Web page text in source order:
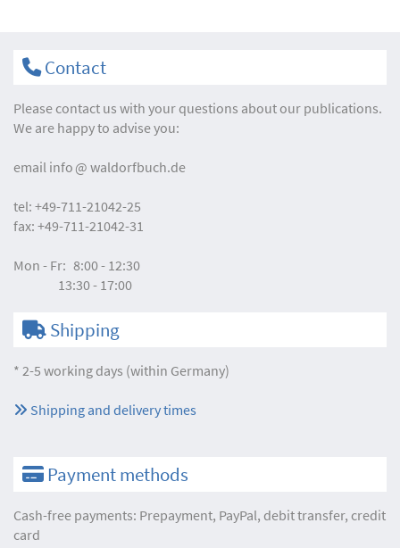
Contact
Please contact us with your questions about our publications.
We are happy to advise you:
email info waldorfbuch.de
tel: +49-711-21042-25
fax: +49-711-21042-31
Mon - Fr: 8:00 - 12:30
13:30 - 17:00
Shipping
* 2-5 working days (within Germany)
Shipping and delivery times
Payment methods
Cash-free payments: Prepayment, PayPal, debit transfer, credit
card